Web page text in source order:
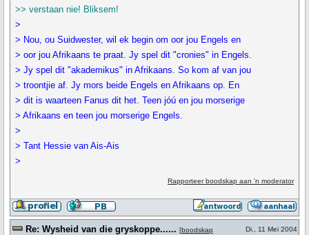
>> verstaan nie! Bliksem!
>
> Nou, ou Suidwester, wil ek begin om oor jou Engels en
> oor jou Afrikaans te praat. Jy spel dit "cronies" in Engels.
> Jy spel dit "akademikus" in Afrikaans. So kom af van jou
> troontjie af. Jy mors beide Engels en Afrikaans op. En
> dit is waarteen Fanus dit het. Teen jóú en jou morserige
> Afrikaans en teen jou morserige Engels.
>
> Tant Hessie van Ais-Ais
>
Rapporteer boodskap aan 'n moderator
Re: Wysheid van die gryskoppe...... [boodskap
Di., 11 Mei 2004